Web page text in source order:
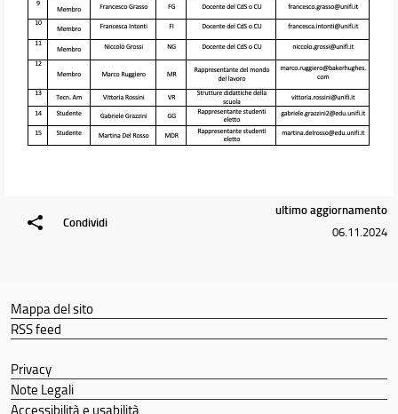
Condividi
ultimo aggiornamento
06.11.2024
Mappa del sito
RSS feed
Privacy
Note Legali
Accessibilità e usabilità